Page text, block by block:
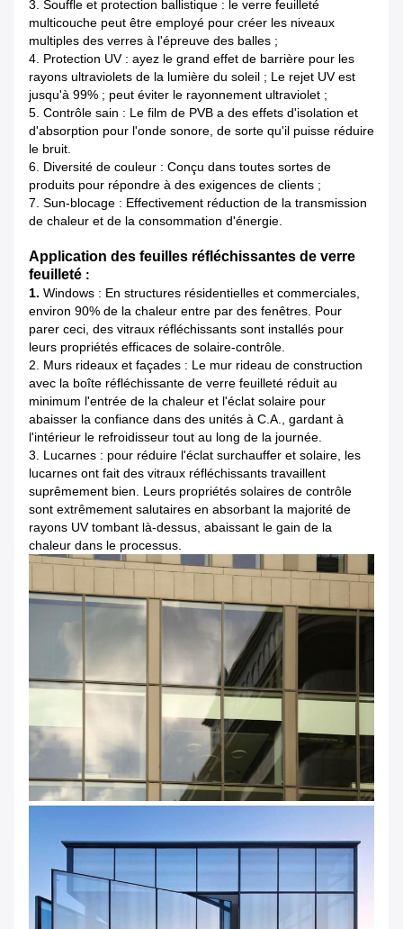
3. Souffle et protection ballistique : le verre feuilleté
multicouche peut être employé pour créer les niveaux
multiples des verres à l'épreuve des balles ;
4. Protection UV : ayez le grand effet de barrière pour les
rayons ultraviolets de la lumière du soleil ; Le rejet UV est
jusqu'à 99% ; peut éviter le rayonnement ultraviolet ;
5. Contrôle sain : Le film de PVB a des effets d'isolation et
d'absorption pour l'onde sonore, de sorte qu'il puisse réduire
le bruit.
6. Diversité de couleur : Conçu dans toutes sortes de
produits pour répondre à des exigences de clients ;
7. Sun-blocage : Effectivement réduction de la transmission
de chaleur et de la consommation d'énergie.
Application des feuilles réfléchissantes de verre
feuilleté :
1. Windows : En structures résidentielles et commerciales,
environ 90% de la chaleur entre par des fenêtres. Pour
parer ceci, des vitraux réfléchissants sont installés pour
leurs propriétés efficaces de solaire-contrôle.
2. Murs rideaux et façades : Le mur rideau de construction
avec la boîte réfléchissante de verre feuilleté réduit au
minimum l'entrée de la chaleur et l'éclat solaire pour
abaisser la confiance dans des unités à C.A., gardant à
l'intérieur le refroidisseur tout au long de la journée.
3. Lucarnes : pour réduire l'éclat surchauffer et solaire, les
lucarnes ont fait des vitraux réfléchissants travaillent
suprêmement bien. Leurs propriétés solaires de contrôle
sont extrêmement salutaires en absorbant la majorité de
rayons UV tombant là-dessus, abaissant le gain de la
chaleur dans le processus.